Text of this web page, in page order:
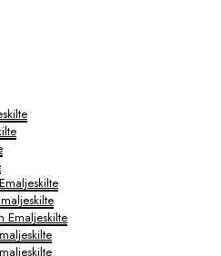
Emaljeskilte